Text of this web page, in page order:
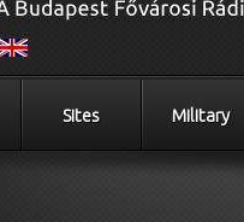
Sites Military